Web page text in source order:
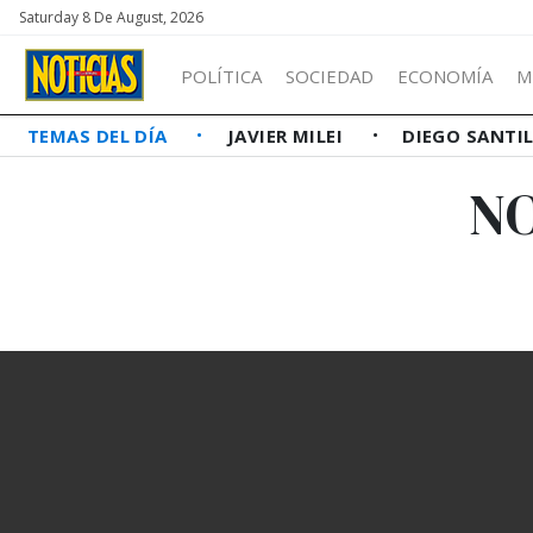
Saturday 8 De August, 2026
POLÍTICA SOCIEDAD ECONOMÍA
TEMAS DEL DÍA JAVIER MILEI DIEGO